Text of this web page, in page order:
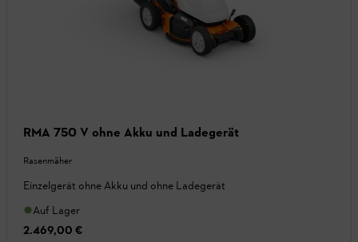
RMA 750 V ohne Akku und Ladegerät
Rasenmäher
Einzelgerät ohne Akku und ohne Ladegerät
Auf Lager
2.469,00 €